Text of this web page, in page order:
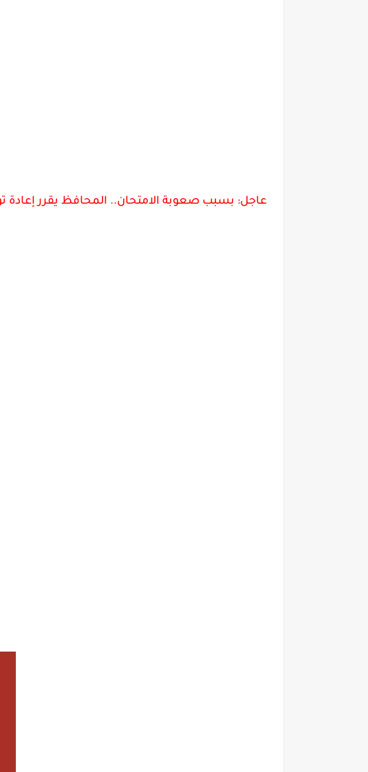
عاجل: بسبب صعوبة الامتحان.. المحافظ يقرر إعادة